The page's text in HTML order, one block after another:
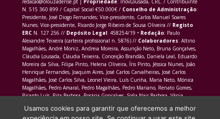
N. 515 360 899 / Capital Social €50.000€ / Conselho de Administração:
Presidente, José Diogo Fernandes; Vice-presidente, Carlos Manuel Soares
Nunes; Vice-presidente, Ricardo Jorge Ribeiro de Sousa Oliveira // Registo
ERCN. 127 256 // Depósito Legal: 458254/19 • Redação: Paulo
Alexandre Teixeira (carteira profissional n. 5876) // Colaboradores: Altino
Magalhães, André Moniz, Andreia Moreira, Assunção Neto, Bruna Gonçalves,
Cláudia Lousada, Cláudia Teixeira, Conceição Brandão, Daniela Leal, Eduardo
Moreira da Silva, Filipa Pinto, Helena Oliveira, Íris Pinto, Jéssica Nunes, João
Henrique Fernandes, Joaquim Aires, José Carlos Carvalheiras, José Carlos
Magalhães, José Carlos Silva, Leonel Vieira, Luís Cunha, Maria Neto, Mónica
Magalhães, Pedro Amaral, Pedro Magalhães, Pedro Mariano, Renato Gomes,
Ricardo Luís, Rita Barbosa, Rosária Gonçalves, Sofia Nair Barbosa, Vânia
Usamos cookies para garantir que oferecemos a melhor